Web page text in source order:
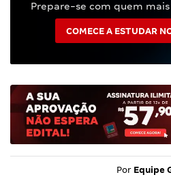
Prepare-se com quem
COMECE A ESTUDAR
Por Equipe